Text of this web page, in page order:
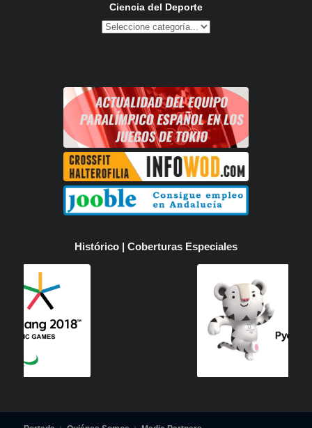
Ciencia del Deporte
Histórico | Coberturas Especiales